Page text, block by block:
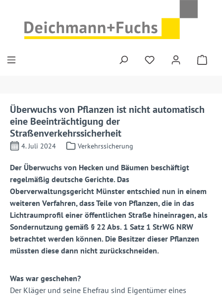
Überwuchs von Pflanzen ist nicht automatisch
eine Beeinträchtigung der
Straßenverkehrssicherheit
4. Juli 2024 Verkehrssicherung
Der Überwuchs von Hecken und Bäumen beschäftigt
regelmäßig deutsche Gerichte. Das
Oberverwaltungsgericht Münster entschied nun in einem
weiteren Verfahren, dass Teile von Pflanzen, die in das
Lichtraumprofil einer öffentlichen Straße hineinragen, als
Sondernutzung gemäß § 22 Abs. 1 Satz 1 StrWG NRW
betrachtet werden können. Die Besitzer dieser Pflanzen
müssten diese dann nicht zurückschneiden.
Was war geschehen?
Der Kläger und seine Ehefrau sind Eigentümer eines